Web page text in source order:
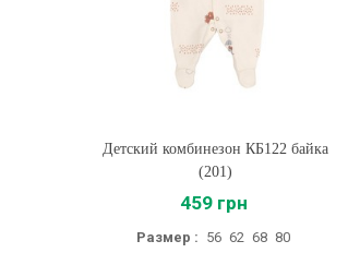
Купить
Детский комбинезон КБ122 байка
(201)
459 грн
Размер : 56 62 68 80